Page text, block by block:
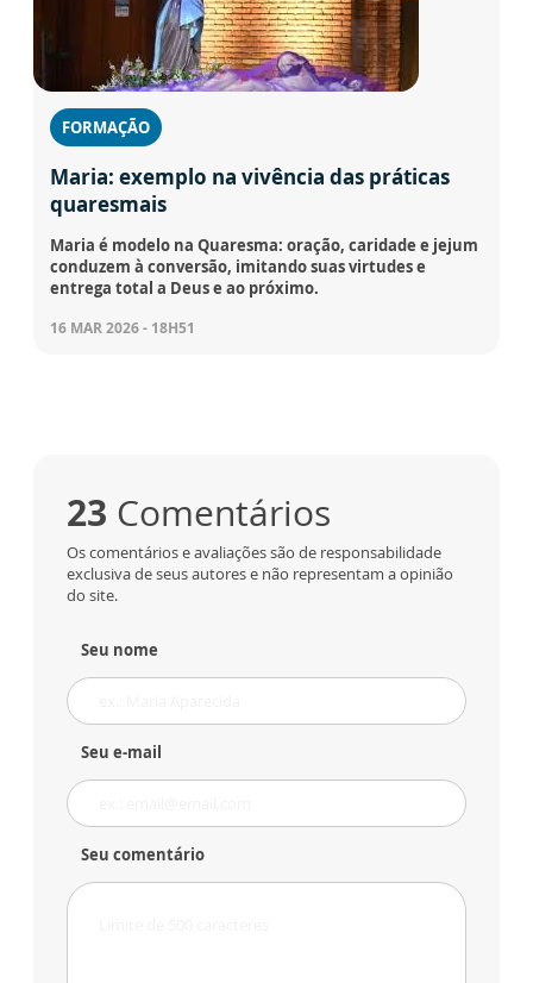
FORMAÇÃO
Maria: exemplo na vivência das práticas
quaresmais
Maria é modelo na Quaresma: oração, caridade e jejum
conduzem à conversão, imitando suas virtudes e
entrega total a Deus e ao próximo.
16 MAR 2026 - 18H51
23 Comentários
Os comentários e avaliações são de responsabilidade
exclusiva de seus autores e não representam a opinião
do site.
Seu nome
Seu e-mail
Seu comentário